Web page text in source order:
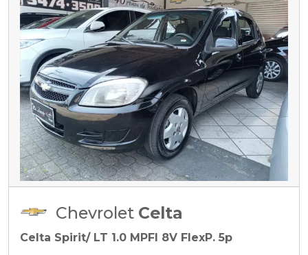
Chevrolet Celta
Celta Spirit/ LT 1.0 MPFI 8V FlexP. 5p